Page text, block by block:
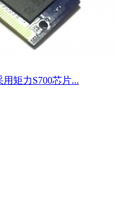
矩力S700芯片...